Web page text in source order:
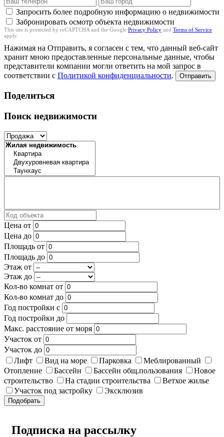
Запросить более подробную информацию о недвижимости
Забронировать осмотр объекта недвижимости
This site is protected by reCAPTCHA and the Google Privacy Policy and Terms of Service
apply.
Нажимая на Отправить, я согласен с тем, что данный веб-сайт
хранит мною предоставленные персональные данные, чтобы
представители компании могли ответить на мой запрос в
соответствии с Политикой конфиденциальности. Отправить
Поделиться
Поиск недвижимости
Цена от
Цена до
Площадь от
Площадь до
Этаж от
Этаж до
Кол-во комнат от
Кол-во комнат до
Год постройки с
Год постройки до
Макс. расстояние от моря
Участок от
Участок до
Лифт
Вид на море Парковка
Меблированный
Отопление
Бассейн Бассейн общ.пользования
Новое
строительство
На стадии строительства
Ветхое жилье
Участок под застройку
Эксклюзив
Подобрать
Подписка на рассылку